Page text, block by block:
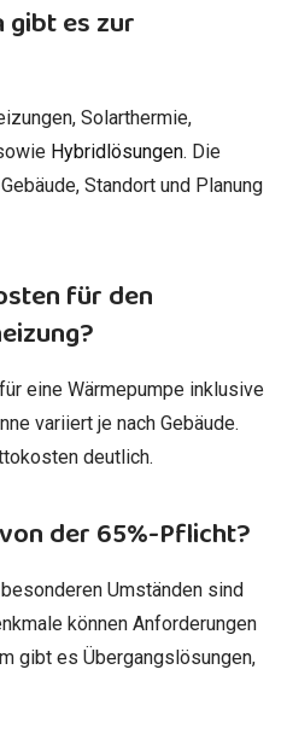
es zur
Solarthermie,
Hybridlösungen. Die
Standort und Planung
für den
eine Wärmepumpe inklusive
variiert je nach Gebäude.
deutlich.
der 65%-Pflicht?
Umständen sind
können Anforderungen
gibt es Übergangslösungen,